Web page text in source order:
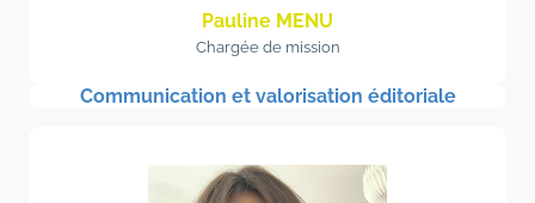
Pauline MENU
Chargée de mission
Communication et valorisation éditoriale